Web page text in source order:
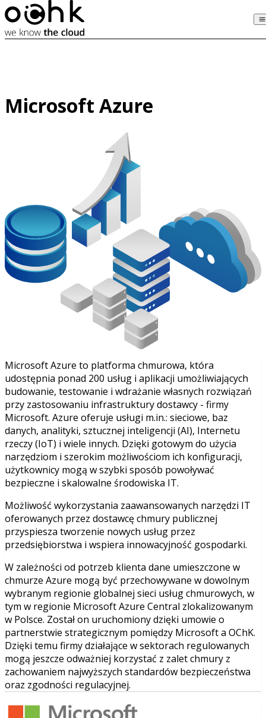
Microsoft Azure
Microsoft Azure to platforma chmurowa, która
udostępnia ponad 200 usług i aplikacji umożliwiających
budowanie, testowanie i wdrażanie własnych rozwiązań
przy zastosowaniu infrastruktury dostawcy - firmy
Microsoft. Azure oferuje usługi m.in.: sieciowe, baz
danych, analityki, sztucznej inteligencji (AI), Internetu
rzeczy (IoT) i wiele innych. Dzięki gotowym do użycia
narzędziom i szerokim możliwościom ich konfiguracji,
użytkownicy mogą w szybki sposób powoływać
bezpieczne i skalowalne środowiska IT.
Możliwość wykorzystania zaawansowanych narzędzi IT
oferowanych przez dostawcę chmury publicznej
przyspiesza tworzenie nowych usług przez
przedsiębiorstwa i wspiera innowacyjność gospodarki.
W zależności od potrzeb klienta dane umieszczone w
chmurze Azure mogą być przechowywane w dowolnym
wybranym regionie globalnej sieci usług chmurowych, w
tym w regionie Microsoft Azure Central zlokalizowanym
w Polsce. Został on uruchomiony dzięki umowie o
partnerstwie strategicznym pomiędzy Microsoft a OChK.
Dzięki temu firmy działające w sektorach regulowanych
mogą jeszcze odważniej korzystać z zalet chmury z
zachowaniem najwyższych standardów bezpieczeństwa
oraz zgodności regulacyjnej.